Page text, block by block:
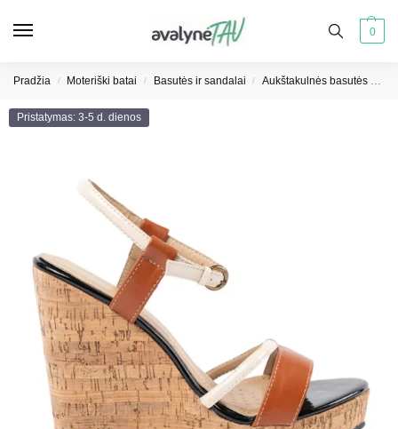
0
Pradžia / Moteriški batai / Basutės ir sandalai / Aukštakulnės basutės moterims
Pristatymas: 3-5 d. dienos